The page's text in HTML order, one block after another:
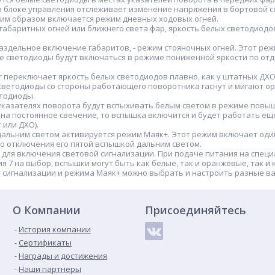
управления отслеживает изменение напряжения в бортовой
образом включается режим дневных ходовых огней.
огней или ближнего света фар, яркость белых
включение габаритов, - режим стояночных огней. Этот
светодиоды будут включаться в режиме пониженной яркости по
переключает яркость белых светодиодов плавно, как у штатных
со стороны работающего поворотника гаснут и мигают
поворота будут вспыхивать белым светом в режиме
постоянное свечение, то вспышка включится и будет работать
или ДХО).
светом активируется режим Маяк+. Этот режим включает
отключения его пятой вспышкой дальним светом.
включения световой сигнализации. При подаче питания на
7 на выбор, вспышки могут быть как белые, так и оранжевые, так и
сигнализации и режима Маяк+ можно выбрать и настроить разные
О Компании
История компании
Сертификаты
Награды и достижения
Наши партнеры
Присоединяйтесь